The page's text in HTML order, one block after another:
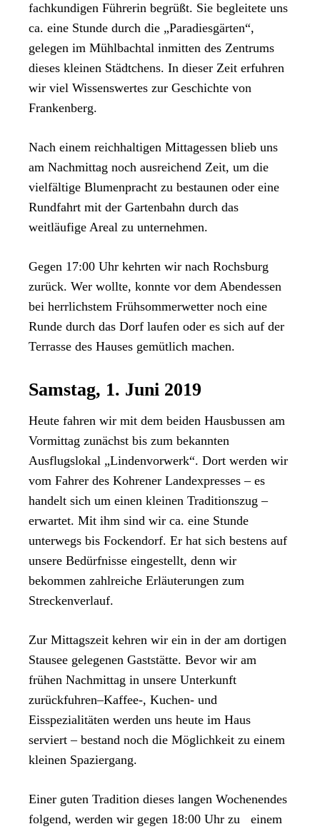
fachkundigen Führerin begrüßt. Sie begleitete uns
ca. eine Stunde durch die „Paradiesgärten“,
gelegen im Mühlbachtal inmitten des Zentrums
dieses kleinen Städtchens. In dieser Zeit erfuhren
wir viel Wissenswertes zur Geschichte von
Frankenberg.
Nach einem reichhaltigen Mittagessen blieb uns
am Nachmittag noch ausreichend Zeit, um die
vielfältige Blumenpracht zu bestaunen oder eine
Rundfahrt mit der Gartenbahn durch das
weitläufige Areal zu unternehmen.
Gegen 17:00 Uhr kehrten wir nach Rochsburg
zurück. Wer wollte, konnte vor dem Abendessen
bei herrlichstem Frühsommerwetter noch eine
Runde durch das Dorf laufen oder es sich auf der
Terrasse des Hauses gemütlich machen.
Samstag, 1. Juni 2019
Heute fahren wir mit dem beiden Hausbussen am
Vormittag zunächst bis zum bekannten
Ausflugslokal „Lindenvorwerk“. Dort werden wir
vom Fahrer des Kohrener Landexpresses – es
handelt sich um einen kleinen Traditionszug –
erwartet. Mit ihm sind wir ca. eine Stunde
unterwegs bis Fockendorf. Er hat sich bestens auf
unsere Bedürfnisse eingestellt, denn wir
bekommen zahlreiche Erläuterungen zum
Streckenverlauf.
Zur Mittagszeit kehren wir ein in der am dortigen
Stausee gelegenen Gaststätte. Bevor wir am
frühen Nachmittag in unsere Unterkunft
zurückfuhren–Kaffee-, Kuchen- und
Eisspezialitäten werden uns heute im Haus
serviert – bestand noch die Möglichkeit zu einem
kleinen Spaziergang.
Einer guten Tradition dieses langen Wochenendes
folgend, werden wir gegen 18:00 Uhr zu einem